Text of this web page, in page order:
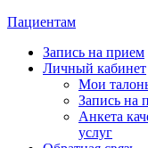
Пациентам
Запись на прием
Личный кабинет
Мои
Запись на
Анкета
услуг